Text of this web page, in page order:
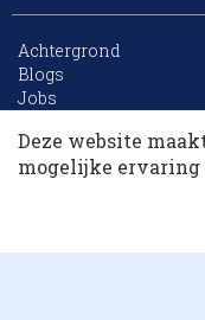
Achtergrond
Blogs
Jobs
Archief
Deze website
mogelijke ervaring
10 collega’s
Korting op